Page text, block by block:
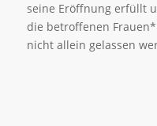
seine Eröffnung erfüllt
die betroffenen
nicht allein gelassen